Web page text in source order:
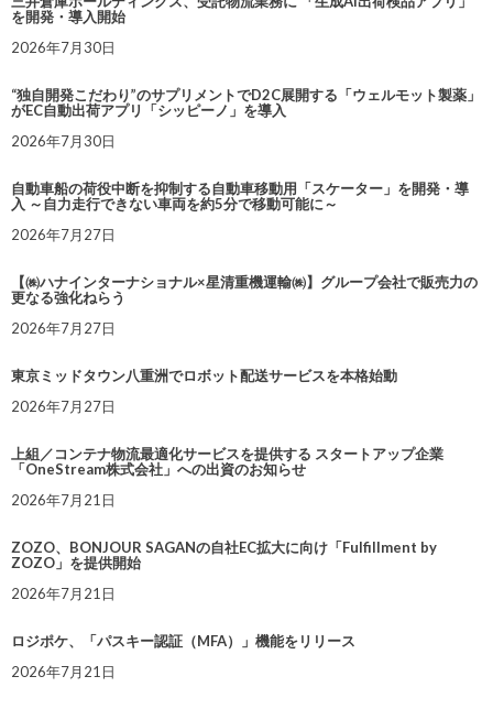
を開発・導入開始
2026年7月30日
“独自開発こだわり”のサプリメントでD2C展開する「ウェルモット製薬」
がEC自動出荷アプリ「シッピーノ」を導入
2026年7月30日
自動車船の荷役中断を抑制する自動車移動用「スケーター」を開発・導
入 ～自力走行できない車両を約5分で移動可能に～
2026年7月27日
【㈱ハナインターナショナル×星清重機運輸㈱】グループ会社で販売力の
更なる強化ねらう
2026年7月27日
東京ミッドタウン八重洲でロボット配送サービスを本格始動
2026年7月27日
上組／コンテナ物流最適化サービスを提供する スタートアップ企業
「OneStream株式会社」への出資のお知らせ
2026年7月21日
ZOZO、BONJOUR SAGANの自社EC拡大に向け「Fulfillment by
ZOZO」を提供開始
2026年7月21日
ロジポケ、「パスキー認証（MFA）」機能をリリース
2026年7月21日